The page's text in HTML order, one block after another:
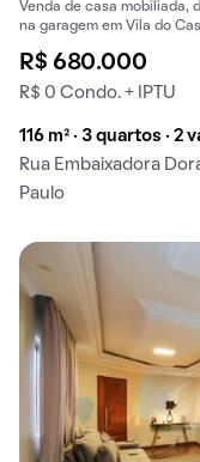
Venda de casa mobiliada,
na garagem em Vila do
R$ 680.000
R$ 0 Condo. + IPTU
116 m² · 3 quartos · 2
Rua Embaixadora
Paulo